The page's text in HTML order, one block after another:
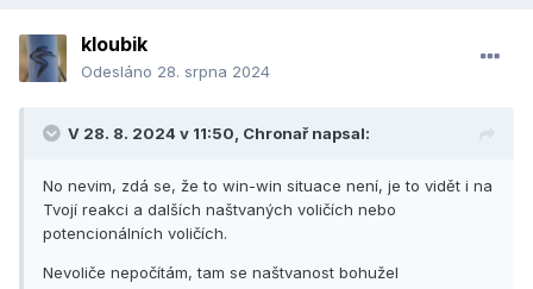
kloubik
Odesláno 28. srpna 2024
V 28. 8. 2024 v 11:50, Chronařnapsal:
No nevim, zdá se, že to win-win situace není, je to vidět i na
Tvojí reakci a dalších naštvaných voličích nebo
potencionálních voličích.
Nevoliče nepočítám, tam se naštvanost bohužel